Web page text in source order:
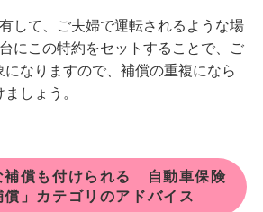
して、ご夫婦で運転されるような場
にこの特約をセットすることで、ご
なりますので、補償の重複になら
しょう。
補償も付けられる 自動車保険
」カテゴリのアドバイス